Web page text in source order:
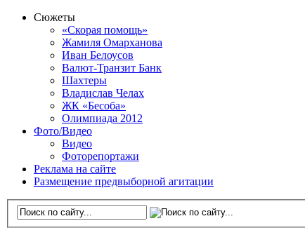
Сюжеты
«Скорая помощь»
Жамиля Омарханова
Иван Белоусов
Валют-Транзит Банк
Шахтеры
Владислав Челах
ЖК «Бесоба»
Олимпиада 2012
Фото/Видео
Видео
Фоторепортажи
Реклама на сайте
Размещение предвыборной агитации